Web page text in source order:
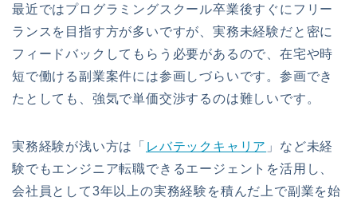
最近ではプログラミングスクール卒業後すぐにフリー
ランスを目指す方が多いですが、実務未経験だと密に
フィードバックしてもらう必要があるので、在宅や時
短で働ける副業案件には参画しづらいです。参画でき
たとしても、強気で単価交渉するのは難しいです。
実務経験が浅い方は「 レバテックキャリア 」など未経
験でもエンジニア転職できるエージェントを活用し、
会社員として3年以上の実務経験を積んだ上で副業を始